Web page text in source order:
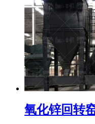
氧化锌回转